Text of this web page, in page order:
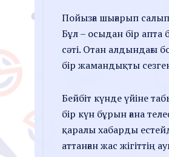
Пойызға шығарып
Бұл – осыдан бір
сәті. Отан алдындағы
бір жамандықты
Бейбіт күнде үйіне
бір күн бұрын ғана
қаралы хабарды
аттанған жас